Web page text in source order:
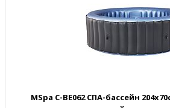
MSpa C-BE062 СПА-бассейн